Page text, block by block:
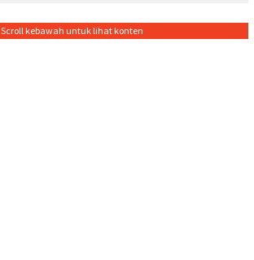
Scroll kebawah untuk lihat konten